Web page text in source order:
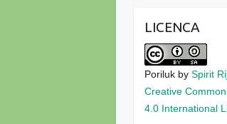
LICENCA
Poriluk bySpirit
Creative
4.0 International